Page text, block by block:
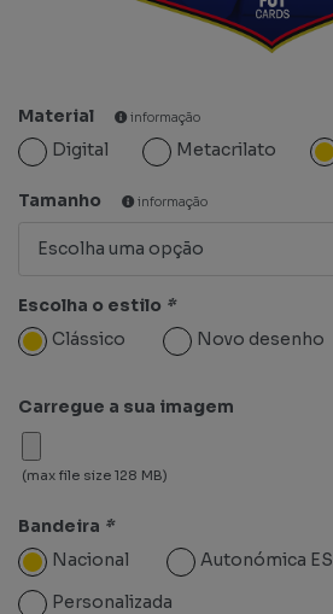
Material informação
Digital Metacrilato
Tamanho informação
Escolha o estilo *
Clássico
Novo desenho
Carregue a sua imagem
(max file size 128 MB)
Bandeira *
Nacional
Autonómica ES
Personalizada